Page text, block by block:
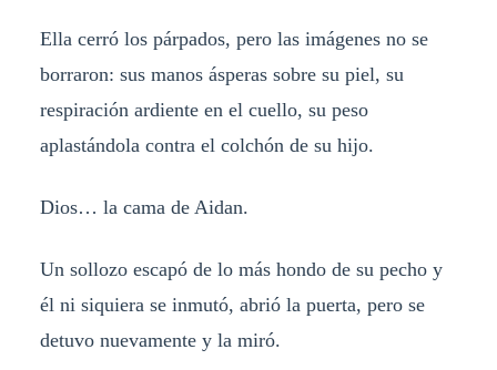
Ella cerró los párpados, pero las imágenes no se
borraron: sus manos ásperas sobre su piel, su
respiración ardiente en el cuello, su peso
aplastándola contra el colchón de su hijo.
Dios… la cama de Aidan.
Un sollozo escapó de lo más hondo de su pecho y
él ni siquiera se inmutó, abrió la puerta, pero se
detuvo nuevamente y la miró.